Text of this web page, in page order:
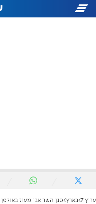
ערוץ 7 בארץ סגן השר אבי מעוז באולפן ערוץ 7: "מציע לאויבינו, אל